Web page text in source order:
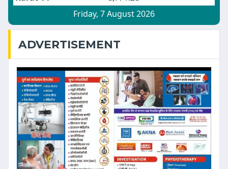
ADVERTISEMENT